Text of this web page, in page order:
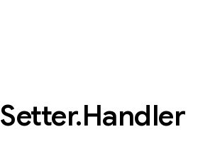
Setter.Handler